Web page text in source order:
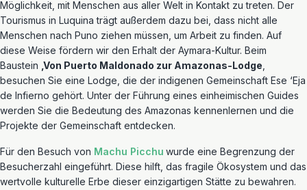
Möglichkeit, mit Menschen aus aller Welt in Kontakt zu treten. Der
Tourismus in Luquina trägt außerdem dazu bei, dass nicht alle
Menschen nach Puno ziehen müssen, um Arbeit zu finden. Auf
diese Weise fördern wir den Erhalt der Aymara-Kultur. Beim
Baustein Von Puerto Maldonado zur Amazonas-Lodge
besuchen Sie eine Lodge, die der indigenen Gemeinschaft Ese ‘Eja
de Infierno gehört. Unter der Führung eines einheimischen Guides
werden Sie die Bedeutung des Amazonas kennenlernen und die
Projekte der Gemeinschaft entdecken.
Für den Besuch von Machu Picchu wurde eine Begrenzung der
Besucherzahl eingeführt. Diese hilft, das fragile Ökosystem und das
wertvolle kulturelle Erbe dieser einzigartigen Stätte zu bewahren.